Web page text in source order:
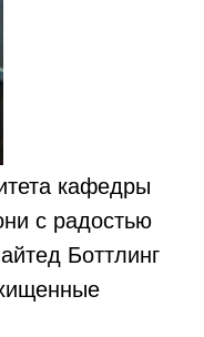
кафедры
с радостью
Боттлинг